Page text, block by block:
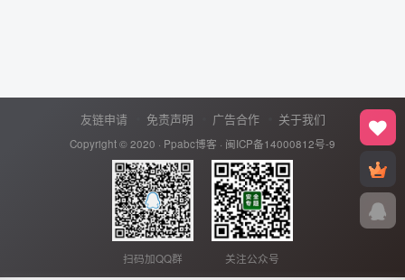
友链申请 免责声明 广告合作 关于我们
Copyright © 2020 · Ppabc博客 · 闽ICP备14000812号-9
扫码加QQ群 关注公众号